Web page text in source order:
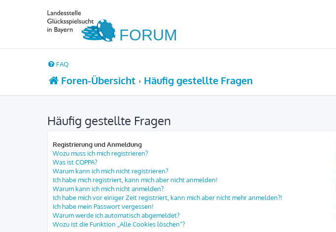
FAQ
Foren-Übersicht Häufig gestellte Fragen
Häufig gestellte Fragen
Registrierung und Anmeldung
Wozu muss ich mich registrieren?
Was ist COPPA?
Warum kann ich mich nicht registrieren?
Ich habe mich registriert, kann mich aber nicht anmelden!
Warum kann ich mich nicht anmelden?
Ich habe mich vor einiger Zeit registriert, kann mich aber nicht mehr anmelden?!
Ich habe mein Passwort vergessen!
Warum werde ich automatisch abgemeldet?
Wozu ist die Funktion „Alle Cookies löschen“?